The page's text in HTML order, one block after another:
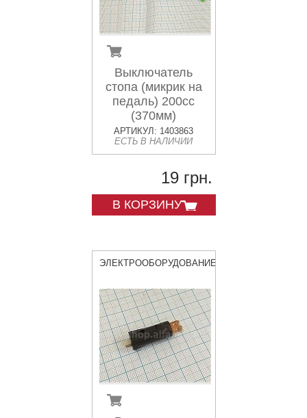
Выключатель
стопа (микрик на
педаль) 200сс
(370мм)
АРТИКУЛ: 1403863
ЕСТЬ В НАЛИЧИИ
19 грн.
В КОРЗИНУ
ЭЛЕКТРООБОРУДОВАНИЕ